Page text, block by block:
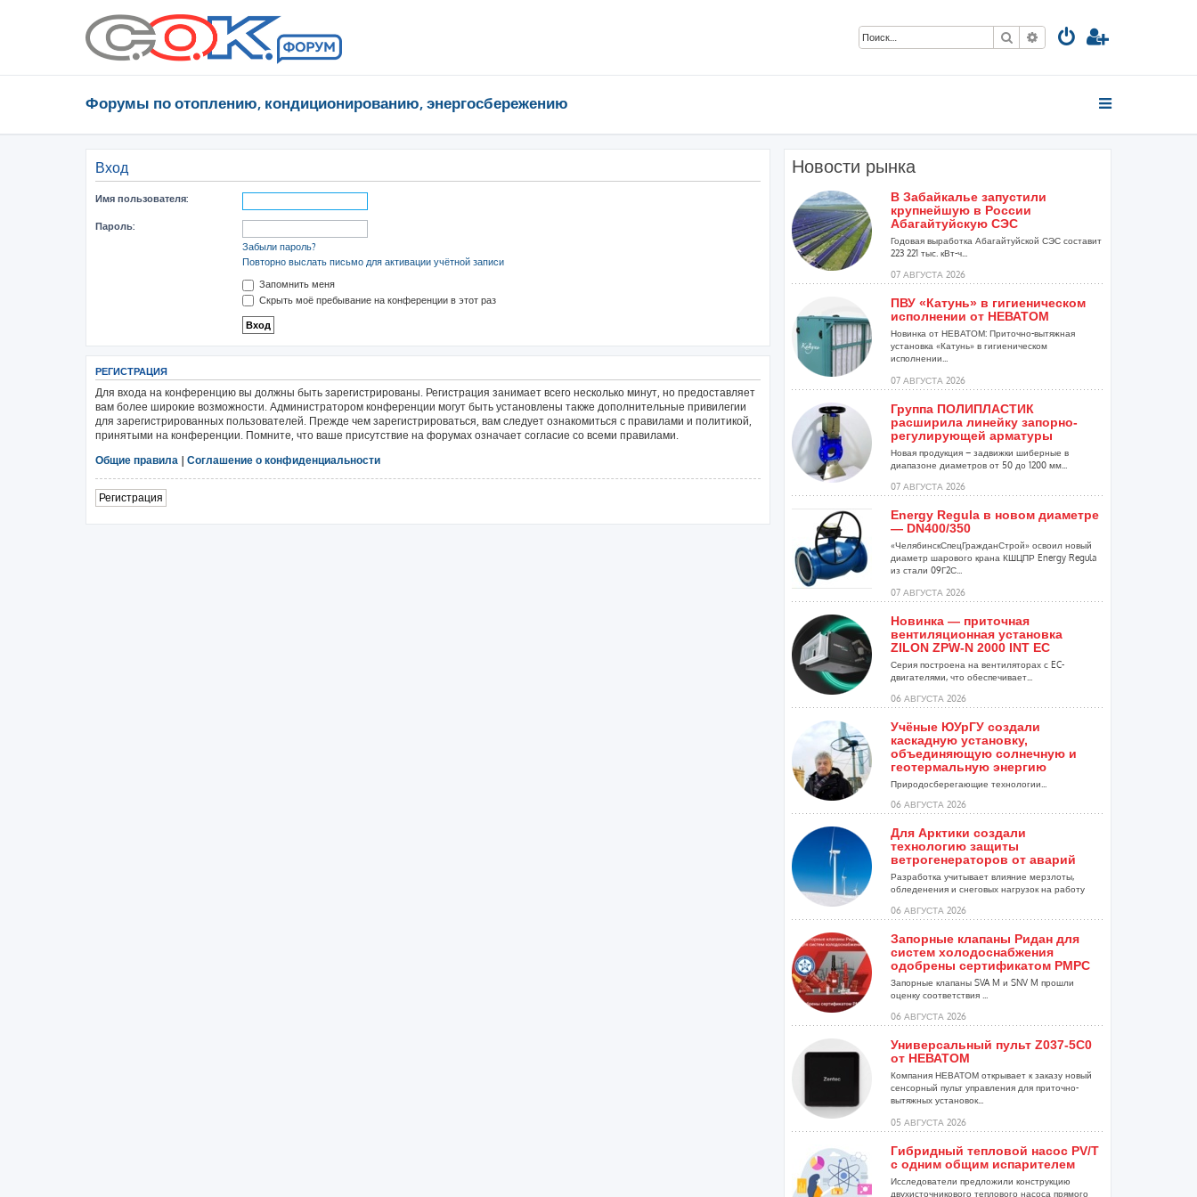
Поиск Расширенный поиск
Форумы по отоплению, кондиционированию, энергосбережению
Вход
Имя пользователя:
Пароль:
Забыли пароль?
Повторно выслать письмо для активации учётной записи
Запомнить меня
Скрыть моё пребывание на конференции в этот раз
РЕГИСТРАЦИЯ
Для входа на конференцию вы должны быть зарегистрированы. Регистрация занимает всего несколько минут, но предоставляет
вам более широкие возможности. Администратором конференции могут быть установлены также дополнительные привилегии
для зарегистрированных пользователей. Прежде чем зарегистрироваться, вам следует ознакомиться с правилами и политикой,
принятыми на конференции. Помните, что ваше присутствие на форумах означает согласие со всеми правилами.
Общие правила | Соглашение о конфиденциальности
Регистрация
Новости рынка
В Забайкалье запустили
крупнейшую в России
Абагайтуйскую СЭС
Годовая выработка Абагайтуйской СЭС составит
223 221 тыс. кВт-ч...
07 АВГУСТА 2026
ПВУ «Катунь» в гигиеническом
исполнении от НЕВАТОМ
Новинка от НЕВАТОМ: Приточно-вытяжная
установка «Катунь» в гигиеническом
исполнении...
07 АВГУСТА 2026
Группа ПОЛИПЛАСТИК
расширила линейку запорно-
регулирующей арматуры
Новая продукция – задвижки шиберные в
диапазоне диаметров от 50 до 1200 мм...
07 АВГУСТА 2026
Energy Regula в новом диаметре
— DN400/350
«ЧелябинскСпецГражданСтрой» освоил новый
диаметр шарового крана КШЦПР Energy Regula
из стали 09Г2С...
07 АВГУСТА 2026
Новинка — приточная
вентиляционная установка
ZILON ZPW-N 2000 INT EC
Серия построена на вентиляторах с EC-
двигателями, что обеспечивает...
06 АВГУСТА 2026
Учёные ЮУрГУ создали
каскадную установку,
объединяющую солнечную и
геотермальную энергию
Природосберегающие технологии...
06 АВГУСТА 2026
Для Арктики создали
технологию защиты
ветрогенераторов от аварий
Разработка учитывает влияние мерзлоты,
обледенения и снеговых нагрузок на работу
06 АВГУСТА 2026
Запорные клапаны Ридан для
систем холодоснабжения
одобрены сертификатом РМРС
Запорные клапаны SVA M и SNV M прошли
оценку соответствия ...
06 АВГУСТА 2026
Универсальный пульт Z037-5C0
от НЕВАТОМ
Компания НЕВАТОМ открывает к заказу новый
сенсорный пульт управления для приточно-
вытяжных установок...
05 АВГУСТА 2026
Гибридный тепловой насос PV/T
с одним общим испарителем
Исследователи предложили конструкцию
двухисточникового теплового насоса прямого